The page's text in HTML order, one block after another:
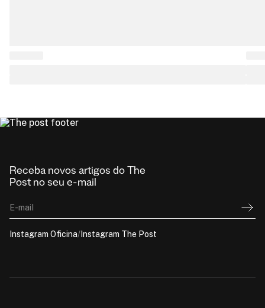
Receba novos artigos do The
Post no seu e-mail
E-mail
Instagram Oficina/ Instagram The Post